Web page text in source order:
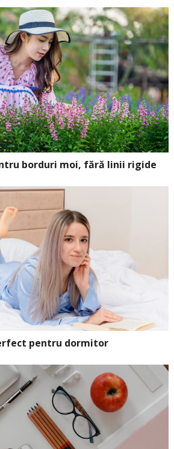
borduri moi, fără linii rigide
pentru dormitor